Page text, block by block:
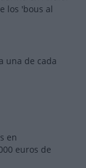
los 'bous al
una de cada
en
euros de